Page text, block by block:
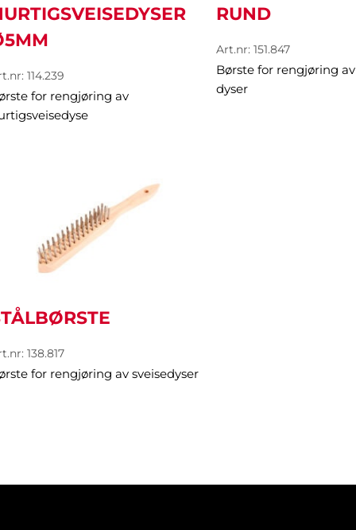
114.239
for rengjøring av
RUND
Art.nr: 151.847
Børste for rengjøring
dyser
138.817
for rengjøring av sveisedyser